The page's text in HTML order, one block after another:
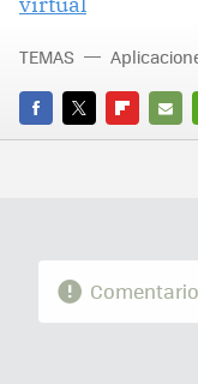
FACEBOOK
TWITTERFLIPBOARD
E-
TEMAS